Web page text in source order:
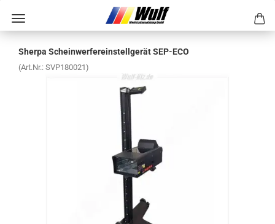
Sher­pa Schein­wer­fer­ein­stell­ge­rät SEP-​ECO
(Art.Nr.: SVP180021)